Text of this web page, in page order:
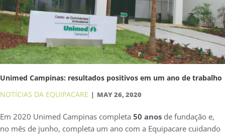
Unimed Campinas: resultados positivos em um ano de trabalho
NOTÍCIAS DA EQUIPACARE
MAY 26, 2020
Em 2020 Unimed Campinas completa 50 anos de fundação e,
no mês de junho, completa um ano com a Equipacare cuidando